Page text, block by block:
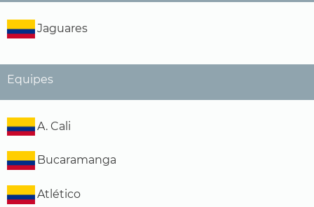
Jaguares
Equipes
A. Cali
Bucaramanga
Atlético